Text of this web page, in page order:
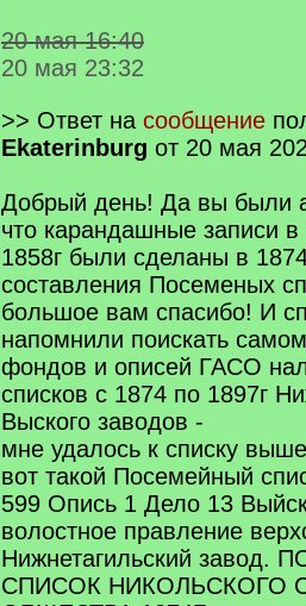
20 мая 16:40
20 мая 23:32
>> Ответ на сообщение
Ekaterinburg от 20 мая
Добрый день! Да вы были
что карандашные записи
1858г были сделаны в
составления Посеменых
большое вам спасибо! И
напомнили поискать
фондов и описей ГАСО
списков с 1874 по 1897г
Выского заводов -
мне удалось к списку
вот такой Посемейный
599 Опись 1 Дело 13
волостное правление
Нижнетагильский
СПИСОК НИКОЛЬСКОГО